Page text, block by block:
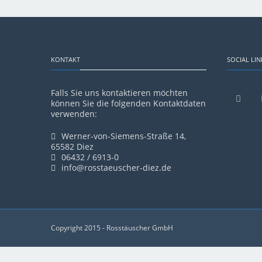
KONTAKT
Falls Sie uns kontaktieren möchten
können Sie die folgenden Kontaktdaten
verwenden:
Werner-von-Siemens-Straße 14,
65582 Diez
06432 / 6913-0
info@rosstaeuscher-diez.de
SOCIAL
Copyright 2015 - Rosstäuscher GmbH